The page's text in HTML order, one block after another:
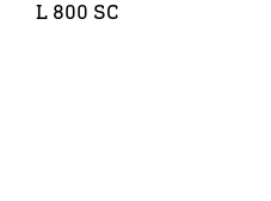
L 800 SC